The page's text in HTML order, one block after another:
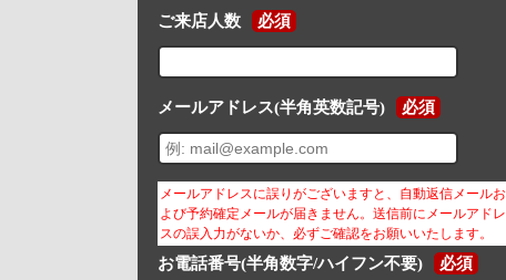
ご来店人数 必須
メールアドレス(半角英数記号) 必須
メールアドレスに誤りがございますと、自動返信メールお
よび予約確定メールが届きません。送信前にメールアドレ
スの誤入力がないか、必ずご確認をお願いいたします。
お電話番号(半角数字/ハイフン不要) 必須